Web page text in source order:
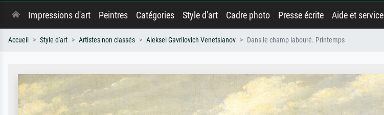
Impressions d'art Peintres Catégories Style d'art Cadre photo Presse écrite Aide et service
Accueil Style d'art Artistes non classés Aleksei Gavrilovich Venetsianov Dans le champ labouré. Printemps